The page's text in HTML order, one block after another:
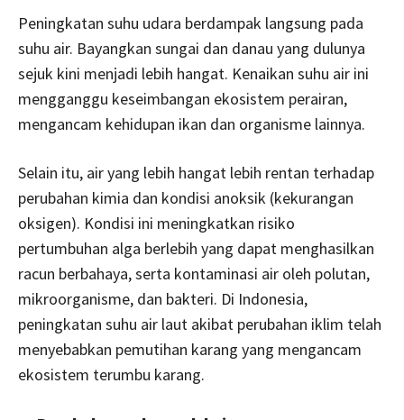
Peningkatan suhu udara berdampak langsung pada
suhu air. Bayangkan sungai dan danau yang dulunya
sejuk kini menjadi lebih hangat. Kenaikan suhu air ini
mengganggu keseimbangan ekosistem perairan,
mengancam kehidupan ikan dan organisme lainnya.
Selain itu, air yang lebih hangat lebih rentan terhadap
perubahan kimia dan kondisi anoksik (kekurangan
oksigen). Kondisi ini meningkatkan risiko
pertumbuhan alga berlebih yang dapat menghasilkan
racun berbahaya, serta kontaminasi air oleh polutan,
mikroorganisme, dan bakteri. Di Indonesia,
peningkatan suhu air laut akibat perubahan iklim telah
menyebabkan pemutihan karang yang mengancam
ekosistem terumbu karang.